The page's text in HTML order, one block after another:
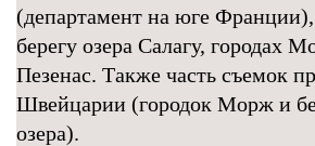
(департамент на юге Франции),
берегу озера Салагу, городах
Пезенас. Также часть съемок
Швейцарии (городок Морж и
озера).